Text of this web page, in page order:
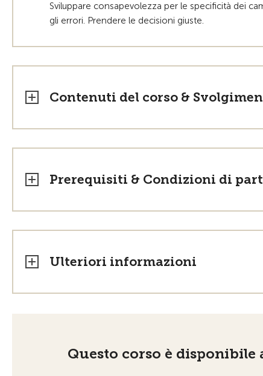
Sviluppare consapevolezza per le specificità dei
gli errori. Prendere le decisioni giuste.
Contenuti del corso &
Prerequisiti & Condizioni di
Ulteriori informazioni
Questo corso è